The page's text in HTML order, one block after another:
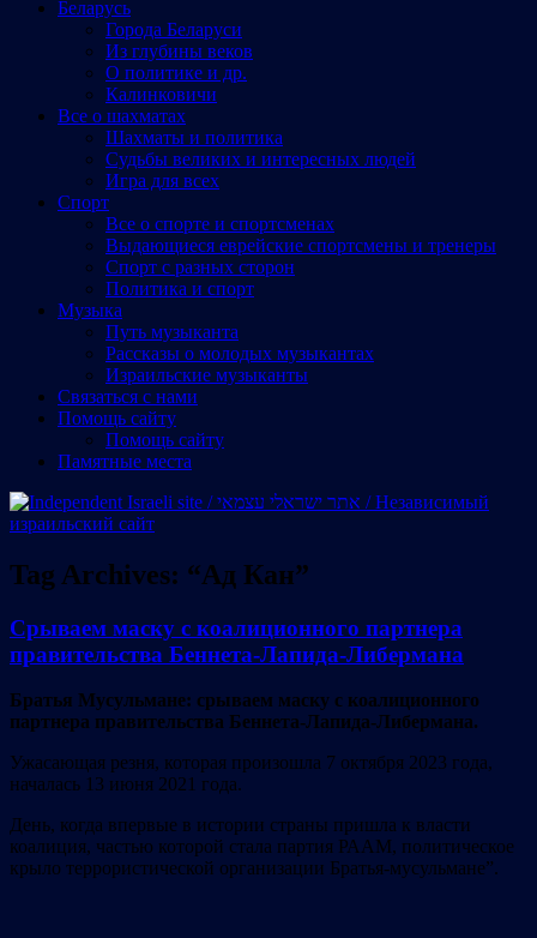
Беларусь
Города Беларуси
Из глубины веков
О политике и др.
Калинковичи
Все о шахматах
Шахматы и политика
Судьбы великих и интересных людей
Игра для всех
Спорт
Все о спорте и спортсменах
Выдающиеся еврейские спортсмены и тренеры
Спорт с разных сторон
Политика и спорт
Музыка
Путь музыканта
Рассказы о молодых музыкантах
Израильские музыканты
Cвязаться с нами
Помощь сайту
Помощь сайту
Памятные места
Tag Archives: “Ад Кан”
Срываем маску с коалиционного партнера
правительства Беннета-Лапида-Либермана
Братья Мусульмане: срываем маску с коалиционного
партнера правительства Беннета-Лапида-Либермана.
Ужасающая резня, которая произошла 7 октября 2023 года,
началась 13 июня 2021 года.
День, когда впервые в истории страны пришла к власти
коалиция, частью которой стала партия РААМ, политическое
крыло террористической организации Братья-мусульмане”.